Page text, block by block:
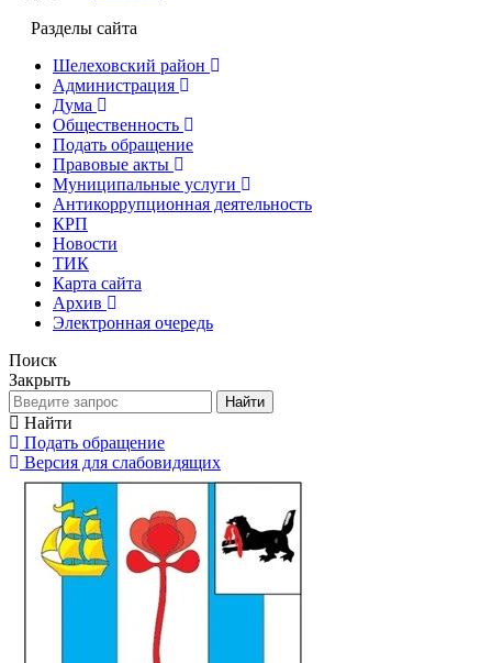
Разделы сайта
Шелеховский район
Администрация
Дума
Общественность
Подать обращение
Правовые акты
Муниципальные услуги
Антикоррупционная деятельность
КРП
Новости
ТИК
Карта сайта
Архив
Электронная очередь
Поиск
Закрыть
Найти
Найти
Подать обращение
Версия для слабовидящих